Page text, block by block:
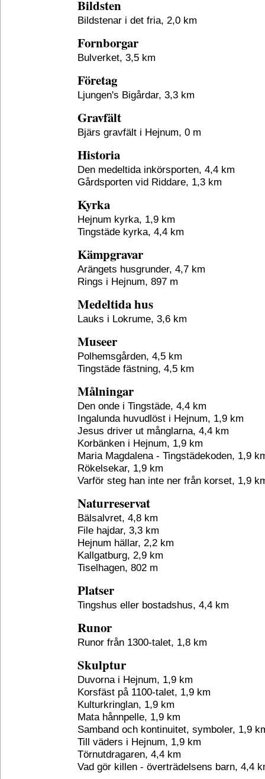
Bildsten
Bildstenar i det fria, 2,0 km
Fornborgar
Bulverket, 3,5 km
Företag
Ljungen's Bigårdar, 3,3 km
Gravfält
Bjärs gravfält i Hejnum, 0 m
Historia
Den medeltida inkörsporten, 4,4 km
Gårdsporten vid Riddare, 1,3 km
Kyrka
Hejnum kyrka, 1,9 km
Tingstäde kyrka, 4,4 km
Kämpgravar
Arängets husgrunder, 4,7 km
Rings i Hejnum, 897 m
Medeltida hus
Lauks i Lokrume, 3,6 km
Museer
Polhemsgården, 4,5 km
Tingstäde fästning, 4,5 km
Målningar
Den onde i Tingstäde, 4,4 km
Ingalunda huvudlöst i Hejnum, 1,9 km
Jesus driver ut månglarna, 4,4 km
Korbänken i Hejnum, 1,9 km
Maria Magdalena - Tingstädekoden, 1,9
Rökelsekar, 1,9 km
Varför steg han inte ner från korset, 1,9
Naturreservat
Bälsalvret, 4,8 km
File hajdar, 3,3 km
Hejnum hällar, 2,2 km
Kallgatburg, 2,9 km
Tiselhagen, 802 m
Platser
Tingshus eller bostadshus, 4,4 km
Runor
Runor från 1300-talet, 1,8 km
Skulptur
Duvorna i Hejnum, 1,9 km
Korsfäst på 1100-talet, 1,9 km
Kulturkringlan, 1,9 km
Mata hånnpelle, 1,9 km
Samband och kontinuitet, symboler, 1,9
Till väders i Hejnum, 1,9 km
Törnutdragaren, 4,4 km
Vad gör killen - överträdelsens barn, 4,4